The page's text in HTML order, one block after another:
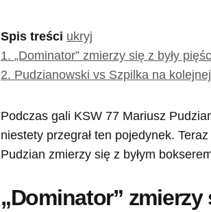
Spis treści ukryj
1. „Dominator” zmierzy się z były
2. Pudzianowski vs Szpilka na
Podczas gali KSW 77 Mariusz
niestety przegrał ten pojedynek.
Pudzian zmierzy się z byłym
„Dominator” zmierzy